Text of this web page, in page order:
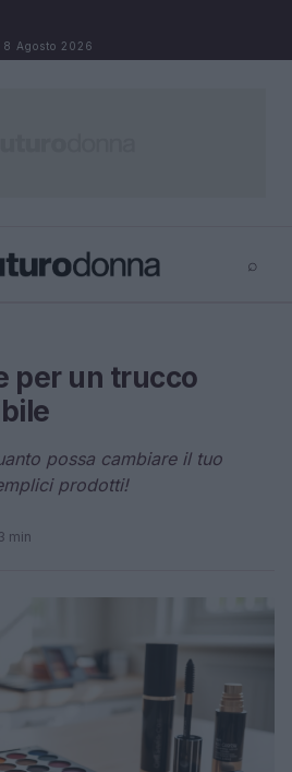
8 Agosto 2026
⌕
per un trucco
possa cambiare il tuo
prodotti!
min